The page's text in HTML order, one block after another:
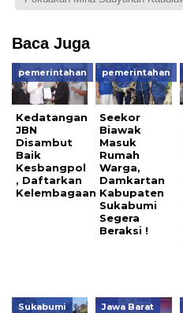
Baca Juga
pemerintahan
Kedatangan
JBN
Disambut
Baik
Kesbangpol
, Daftarkan
Kelembagaan
pemerintahan
Seekor
Biawak
Masuk
Rumah
Warga,
Damkartan
Kabupaten
Sukabumi
Segera
Beraksi !
Sukabumi Jawa Barat